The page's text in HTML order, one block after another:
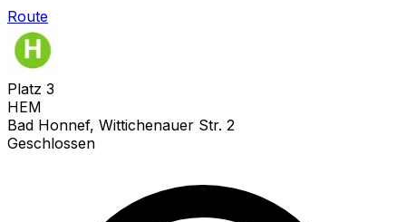
Route
Platz 3
HEM
Bad Honnef, Wittichenauer Str. 2
Geschlossen